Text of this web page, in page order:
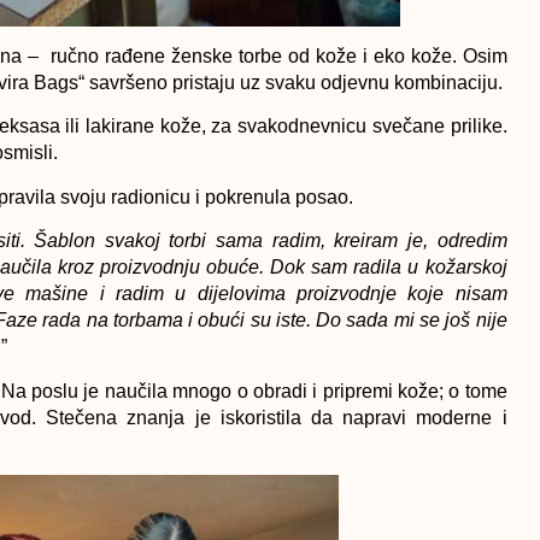
– ručno rađene ženske torbe od kože i eko kože. Osim
Bags“ savršeno pristaju uz svaku odjevnu kombinaciju.
ili lakirane kože, za svakodnevnicu svečane prilike.
svoju radionicu i pokrenula posao.
Šablon svakoj torbi sama radim, kreiram je, odredim
kroz proizvodnju obuće. Dok sam radila u kožarskoj
mašine i radim u dijelovima proizvodnje koje nisam
rada na torbama i obući su iste. Do sada mi se još nije
”
poslu je naučila mnogo o obradi i pripremi kože; o tome
Stečena znanja je iskoristila da napravi moderne i